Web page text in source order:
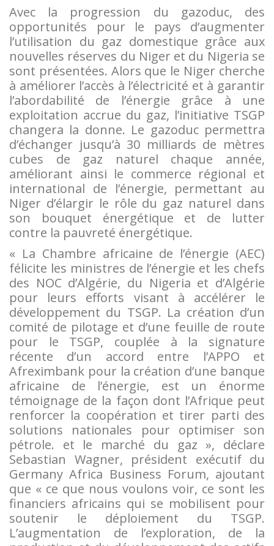
Avec la progression du gazoduc, des
opportunités pour le pays d’augmenter
l’utilisation du gaz domestique grâce aux
nouvelles réserves du Niger et du Nigeria se
sont présentées. Alors que le Niger cherche
à améliorer l’accès à l’électricité et à garantir
l’abordabilité de l’énergie grâce à une
exploitation accrue du gaz, l’initiative TSGP
changera la donne. Le gazoduc permettra
d’échanger jusqu’à 30 milliards de mètres
cubes de gaz naturel chaque année,
améliorant ainsi le commerce régional et
international de l’énergie, permettant au
Niger d’élargir le rôle du gaz naturel dans
son bouquet énergétique et de lutter
contre la pauvreté énergétique.
« La Chambre africaine de l’énergie (AEC)
félicite les ministres de l’énergie et les chefs
des NOC d’Algérie, du Nigeria et d’Algérie
pour leurs efforts visant à accélérer le
développement du TSGP. La création d’un
comité de pilotage et d’une feuille de route
pour le TSGP, couplée à la signature
récente d’un accord entre l’APPO et
Afreximbank pour la création d’une banque
africaine de l’énergie, est un énorme
témoignage de la façon dont l’Afrique peut
renforcer la coopération et tirer parti des
solutions nationales pour optimiser son
pétrole. et le marché du gaz », déclare
Sebastian Wagner, président exécutif du
Germany Africa Business Forum, ajoutant
que « ce que nous voulons voir, ce sont les
financiers africains qui se mobilisent pour
soutenir le déploiement du TSGP.
L’augmentation de l’exploration, de la